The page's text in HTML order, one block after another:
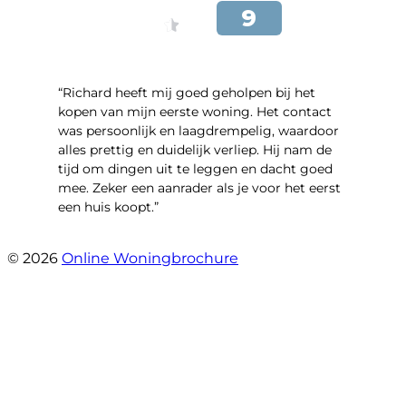
“Richard heeft mij goed geholpen bij het
kopen van mijn eerste woning. Het contact
was persoonlijk en laagdrempelig, waardoor
alles prettig en duidelijk verliep. Hij nam de
tijd om dingen uit te leggen en dacht goed
mee. Zeker een aanrader als je voor het eerst
een huis koopt.”
© 2026 Online Woningbrochure